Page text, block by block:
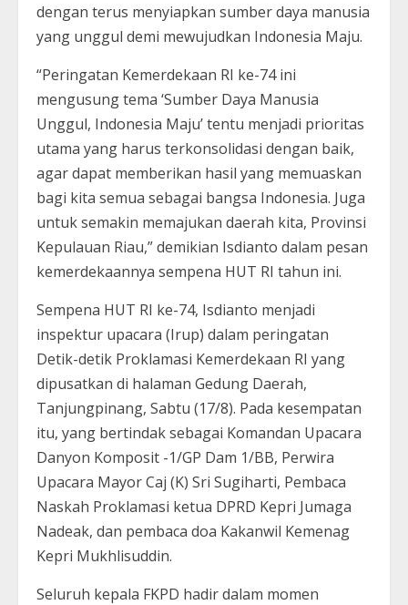
dengan terus menyiapkan sumber daya manusia
yang unggul demi mewujudkan Indonesia Maju.
“Peringatan Kemerdekaan RI ke-74 ini
mengusung tema ‘Sumber Daya Manusia
Unggul, Indonesia Maju’ tentu menjadi prioritas
utama yang harus terkonsolidasi dengan baik,
agar dapat memberikan hasil yang memuaskan
bagi kita semua sebagai bangsa Indonesia. Juga
untuk semakin memajukan daerah kita, Provinsi
Kepulauan Riau,” demikian Isdianto dalam pesan
kemerdekaannya sempena HUT RI tahun ini.
Sempena HUT RI ke-74, Isdianto menjadi
inspektur upacara (Irup) dalam peringatan
Detik-detik Proklamasi Kemerdekaan RI yang
dipusatkan di halaman Gedung Daerah,
Tanjungpinang, Sabtu (17/8). Pada kesempatan
itu, yang bertindak sebagai Komandan Upacara
Danyon Komposit -1/GP Dam 1/BB, Perwira
Upacara Mayor Caj (K) Sri Sugiharti, Pembaca
Naskah Proklamasi ketua DPRD Kepri Jumaga
Nadeak, dan pembaca doa Kakanwil Kemenag
Kepri Mukhlisuddin.
Seluruh kepala FKPD hadir dalam momen